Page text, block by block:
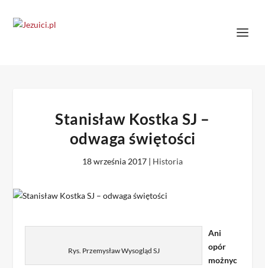
Stanisław Kostka SJ –
odwaga świętości
18 września 2017 | Historia
Rys. Przemysław Wysogląd SJ
Ani
opór
możnyc